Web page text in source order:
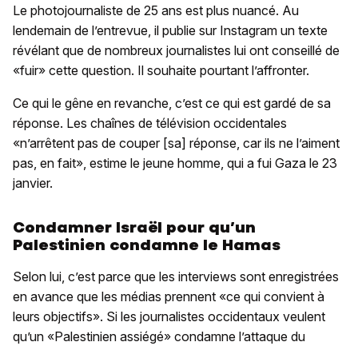
Le photojournaliste de 25 ans est plus nuancé. Au
lendemain de l’entrevue, il publie sur Instagram un texte
révélant que de nombreux journalistes lui ont conseillé de
«fuir» cette question. Il souhaite pourtant l’affronter.
Ce qui le gêne en revanche, c’est ce qui est gardé de sa
réponse. Les chaînes de télévision occidentales
«n’arrêtent pas de couper [sa] réponse, car ils ne l’aiment
pas, en fait», estime le jeune homme, qui a fui Gaza le 23
janvier.
Condamner Israël pour qu’un
Palestinien condamne le Hamas
Selon lui, c’est parce que les interviews sont enregistrées
en avance que les médias prennent «ce qui convient à
leurs objectifs». Si les journalistes occidentaux veulent
qu’un «Palestinien assiégé» condamne l’attaque du